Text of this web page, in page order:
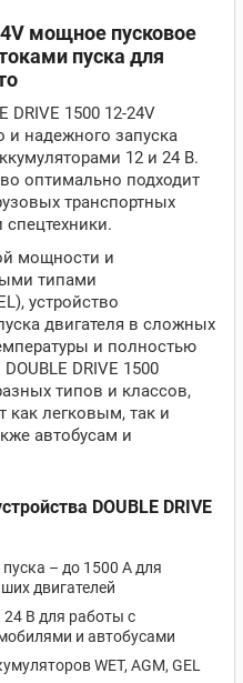
мощное пусковое
пуска для
DRIVE 1500 12-24V
и надежного запуска
12 и 24 В.
оптимально подходит
транспортных
спецтехники.
мощности и
типами
устройство
двигателя в сложных
и полностью
DRIVE 1500
типов и классов,
как легковым, так и
автобусам и
DOUBLE DRIVE
– до 1500 А для
двигателей
В для работы с
и автобусами
WET, AGM, GEL